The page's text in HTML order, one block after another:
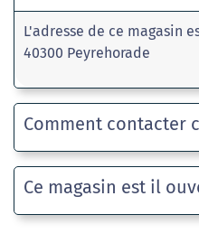
L'adresse de ce magasin
40300 Peyrehorade
Comment contacter
Ce magasin est il